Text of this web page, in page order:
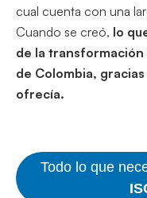
cual cuenta con una
Cuando se creó, lo
de la
de Colombia,
ofrecía.
Todo lo que